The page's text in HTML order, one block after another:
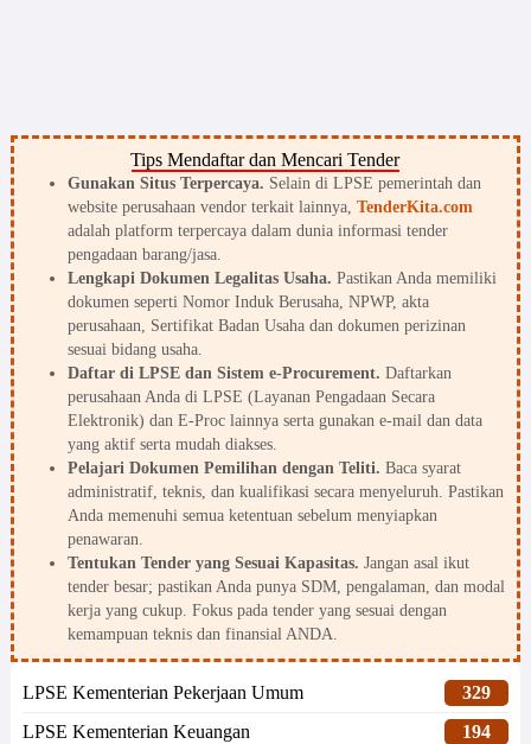
Tips Mendaftar dan Mencari Tender
Gunakan Situs Terpercaya. Selain di LPSE pemerintah dan
website perusahaan vendor terkait lainnya, TenderKita.com
adalah platform terpercaya dalam dunia informasi tender
pengadaan barang/jasa.
Lengkapi Dokumen Legalitas Usaha. Pastikan Anda memiliki
dokumen seperti Nomor Induk Berusaha, NPWP, akta
perusahaan, Sertifikat Badan Usaha dan dokumen perizinan
sesuai bidang usaha.
Daftar di LPSE dan Sistem e-Procurement. Daftarkan
perusahaan Anda di LPSE (Layanan Pengadaan Secara
Elektronik) dan E-Proc lainnya serta gunakan e-mail dan data
yang aktif serta mudah diakses.
Pelajari Dokumen Pemilihan dengan Teliti. Baca syarat
administratif, teknis, dan kualifikasi secara menyeluruh. Pastikan
Anda memenuhi semua ketentuan sebelum menyiapkan
penawaran.
Tentukan Tender yang Sesuai Kapasitas. Jangan asal ikut
tender besar; pastikan Anda punya SDM, pengalaman, dan modal
kerja yang cukup. Fokus pada tender yang sesuai dengan
kemampuan teknis dan finansial ANDA.
LPSE Kementerian Pekerjaan Umum
329
LPSE Kementerian Keuangan
194